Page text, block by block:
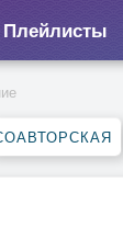
Плейлисты